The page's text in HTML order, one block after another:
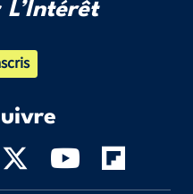
L’Intérêt